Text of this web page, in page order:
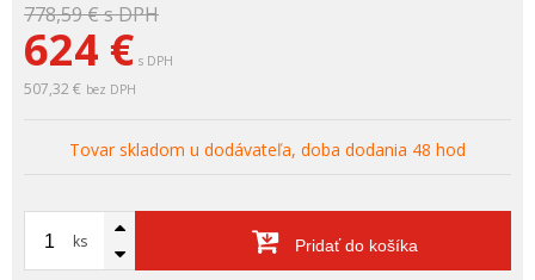
778,59 €s DPH
624 € s DPH
507,32 € bez DPH
Tovar skladom u dodávateľa, doba dodania 48 hod
ks Pridať do košíka